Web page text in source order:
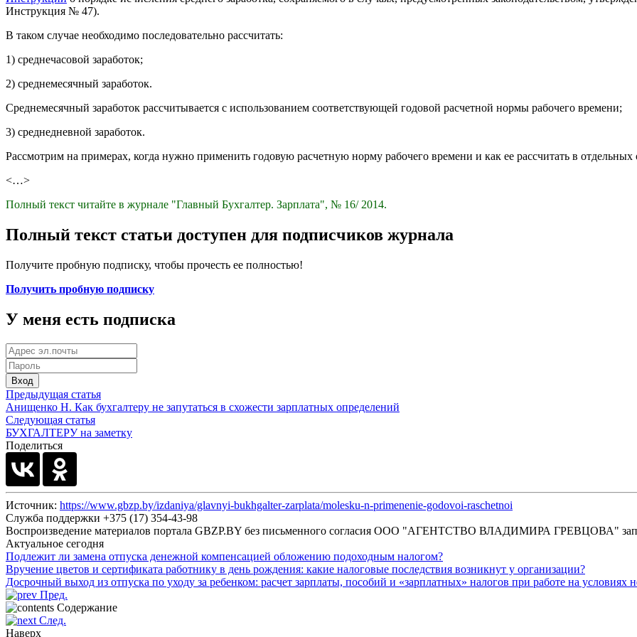
Инструкция № 47).
В таком случае необходимо последовательно рассчитать:
1) среднечасовой заработок;
2) среднемесячный заработок.
Среднемесячный заработок рассчитывается с использованием соответствующей годовой расчетной нормы рабочего времени;
3) среднедневной заработок.
Рассмотрим на примерах, когда нужно применить годовую расчетную норму рабочего времени и как ее рассчитать в отдельных
<…>
Полный текст читайте в журнале "Главный Бухгалтер. Зарплата", № 16/ 2014.
Полный текст статьи доступен для подписчиков журнала
Получите пробную подписку, чтобы прочесть ее полностью!
Получить пробную подписку
У меня есть подписка
Вход
Предыдущая статья
Анищенко Н. Как бухгалтеру не запутаться в схожести зарплатных определений
Следующая статья
БУХГАЛТЕРУ на заметку
Поделиться
Источник: https://www.gbzp.by/izdaniya/glavnyi-bukhgalter-zarplata/molesku-n-primenenie-godovoi-raschetnoi
Служба поддержки +375 (17) 354-43-98
Воспроизведение материалов портала GBZP.BY без письменного согласия OOO "АГЕНТСТВО ВЛАДИМИРА ГРЕВЦОВА"
Актуальное сегодня
Подлежит ли замена отпуска денежной компенсацией обложению подоходным налогом?
Вручение цветов и сертификата работнику в день рождения: какие налоговые последствия возникнут у организации?
Досрочный выход из отпуска по уходу за ребенком: расчет зарплаты, пособий и «зарплатных» налогов при работе на условиях
Пред.
Содержание
След.
Наверх